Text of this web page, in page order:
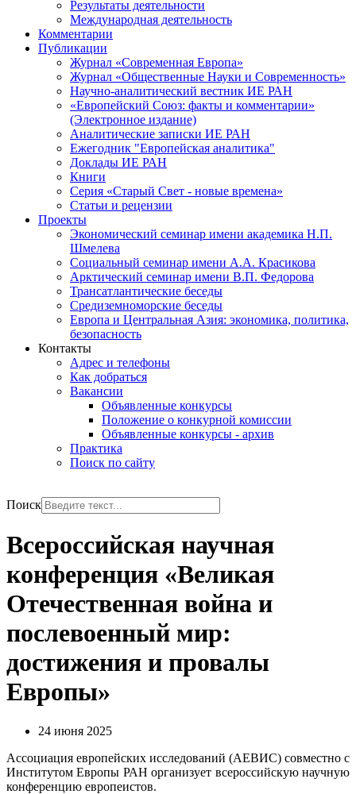
Результаты деятельности
Международная деятельность
Комментарии
Публикации
Журнал «Современная Европа»
Журнал «Общественные Науки и Современность»
Научно-аналитический вестник ИЕ РАН
«Европейский Союз: факты и комментарии»
(Электронное издание)
Аналитические записки ИЕ РАН
Ежегодник "Европейская аналитика"
Доклады ИЕ РАН
Книги
Серия «Старый Свет - новые времена»
Статьи и рецензии
Проекты
Экономический семинар имени академика Н.П.
Шмелева
Социальный семинар имени А.А. Красикова
Арктический семинар имени В.П. Федорова
Трансатлантические беседы
Средиземноморские беседы
Европа и Центральная Азия: экономика, политика,
безопасность
Контакты
Адрес и телефоны
Как добраться
Вакансии
Объявленные конкурсы
Положение о конкурной комиссии
Объявленные конкурсы - архив
Практика
Поиск по сайту
Поиск
Всероссийская научная
конференция «Великая
Отечественная война и
послевоенный мир:
достижения и провалы
Европы»
24 июня 2025
Ассоциация европейских исследований (АЕВИС) совместно с
Институтом Европы РАН организует всероссийскую научную
конференцию европеистов.